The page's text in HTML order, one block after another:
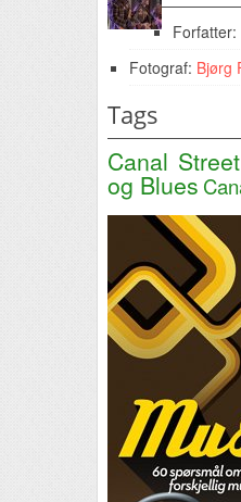
Forfatter:
Fotograf: Bjørg
Tags
Canal
og Blues